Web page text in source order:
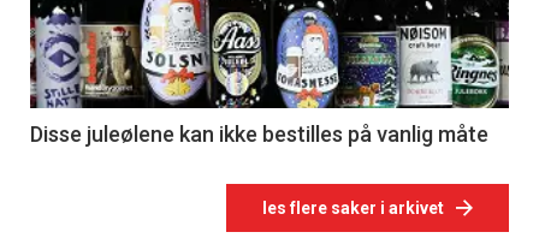
Disse juleølene kan ikke bestilles på vanlig måte
les flere saker i arkivet